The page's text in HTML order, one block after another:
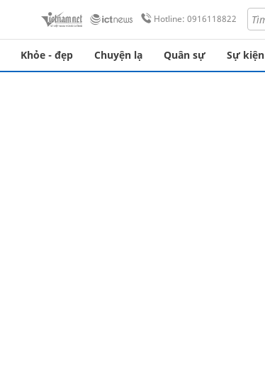
Hotline: 0916118822
Khỏe - đẹp Chuyện lạ Quân sự Sự kiện